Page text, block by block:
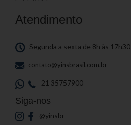
Atendimento
Segunda a sexta de 8h às 17h30
contato@yinsbrasil.com.br
21 35757900
Siga-nos
@yinsbr